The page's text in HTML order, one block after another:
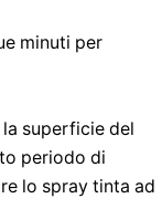
minuti per
superficie del
periodo di
lo spray tinta ad